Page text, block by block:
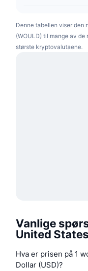
Denne tabellen viser
(WOULD) til mange av
største kryptovalutaene.
Vanlige
United
Hva er prisen på 1
Dollar (USD)?